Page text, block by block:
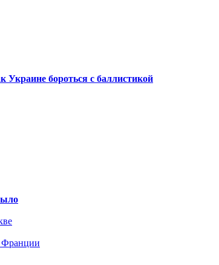
Украине бороться с баллистикой
Франции